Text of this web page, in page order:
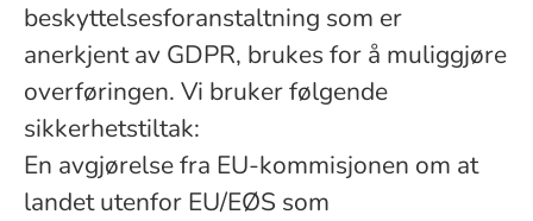
beskyttelsesforanstaltning som er
anerkjent av GDPR, brukes for å muliggjøre
overføringen. Vi bruker følgende
sikkerhetstiltak:
En avgjørelse fra EU-kommisjonen om at
landet utenfor EU/EØS som